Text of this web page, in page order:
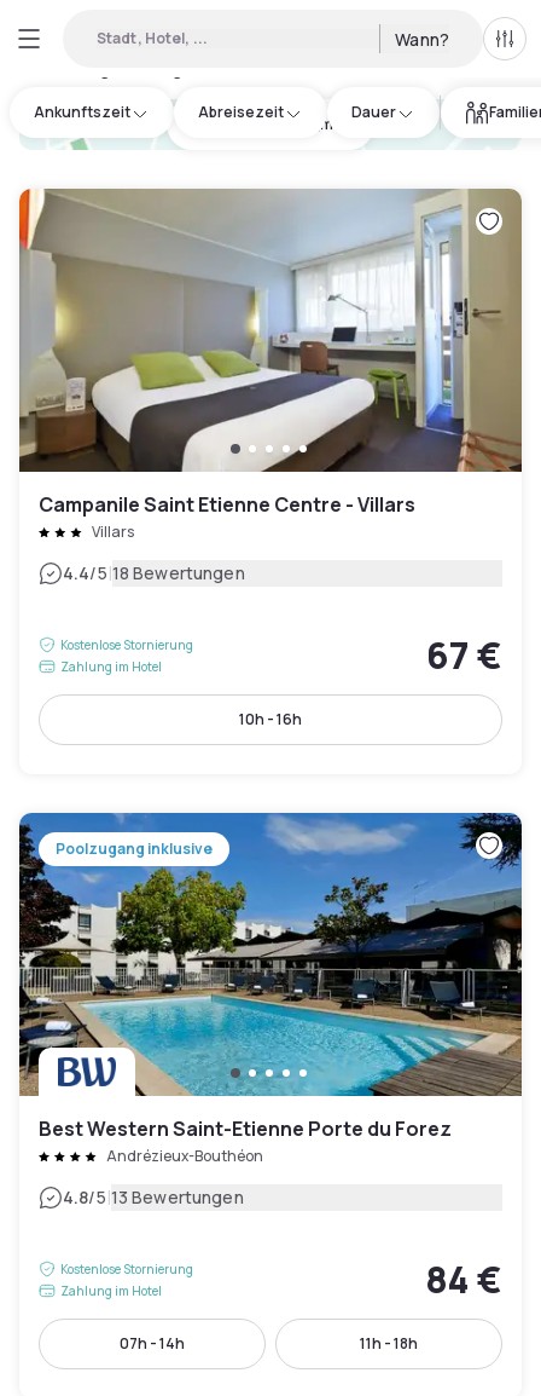
Stadt, Hotel, ... Wann? Alle
Ankunftszeit Abreisezeit Dauer
hotel.cta.view_map
Campanile Saint Etienne Centre - Villars
Villars
4.4/5|18 Bewertungen
Kostenlose Stornierung
Zahlung im Hotel
67 €
10h - 16h
Poolzugang inklusive
Best Western Saint-Etienne Porte du Forez
Andrézieux-Bouthéon
4.8/5|13 Bewertungen
Kostenlose Stornierung
Zahlung im Hotel
84 €
07h - 14h 11h - 18h